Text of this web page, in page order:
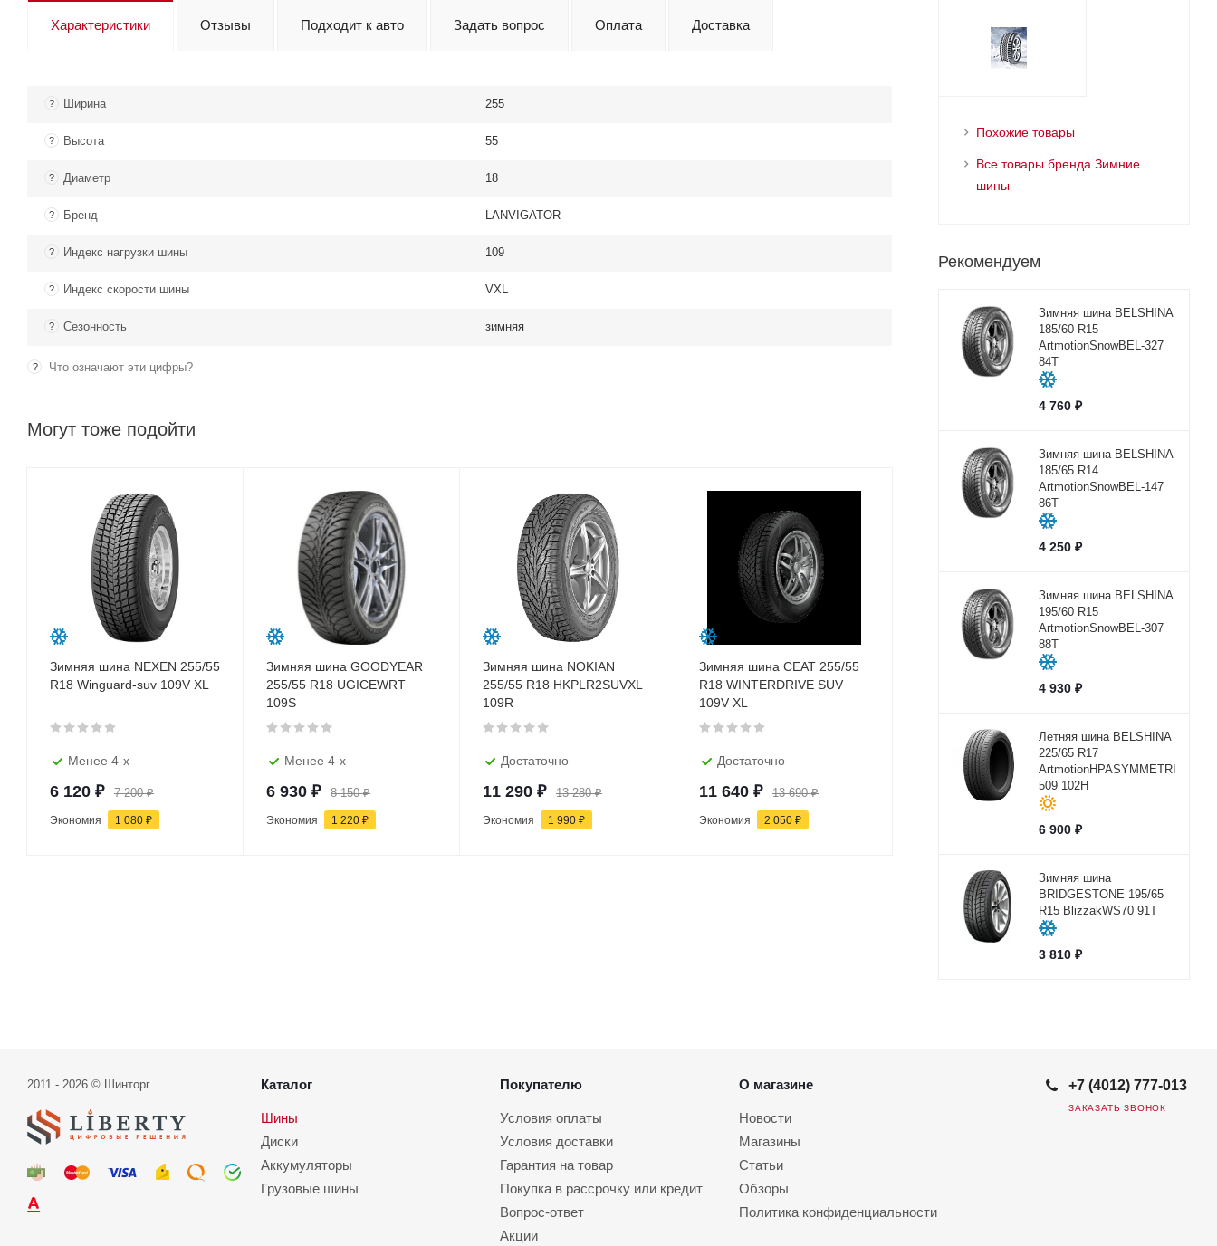
Характеристики Отзывы Подходит к авто Задать вопрос Оплата Доставка
? Ширина 255
? Высота 55
? Диаметр 18
? Бренд LANVIGATOR
? Индекс нагрузки шины 109
? Индекс скорости шины VXL
? Сезонность зимняя
? Что означают эти цифры?
Могут тоже подойти
Зимняя шина NEXEN 255/55
R18 Winguard-suv 109V XL
Менее 4-х
6 120 ₽ 7 200₽
Экономия 1 080 ₽
Зимняя шина GOODYEAR
255/55 R18 UGICEWRT
109S
Менее 4-х
6 930 ₽ 8 150₽
Экономия 1 220 ₽
Зимняя шина NOKIAN
255/55 R18 HKPLR2SUVXL
109R
Достаточно
11 290 ₽ 13 280₽
Экономия 1 990 ₽
Зимняя шина CEAT 255/55
R18 WINTERDRIVE SUV
109V XL
Достаточно
11 640 ₽ 13 690₽
Экономия 2 050 ₽
Похожие товары
Все товары бренда Зимние
шины
Рекомендуем
Зимняя шина BELSHINA
185/60 R15
ArtmotionSnowBEL-327
84T
4 760₽
Зимняя шина BELSHINA
185/65 R14
ArtmotionSnowBEL-147
86T
4 250₽
Зимняя шина BELSHINA
195/60 R15
ArtmotionSnowBEL-307
88T
4 930₽
Летняя шина BELSHINA
225/65 R17
ArtmotionHPASYMMETRICBEL-
509 102H
6 900₽
Зимняя шина
BRIDGESTONE 195/65
R15 BlizzakWS70 91T
3 810₽
2011 - 2026 © Шинторг Каталог
Шины
Диски
Аккумуляторы
Грузовые шины
Покупателю
Условия оплаты
Условия доставки
Гарантия на товар
Покупка в рассрочку или кредит
Вопрос-ответ
Акции
О магазине
Новости
Магазины
Статьи
Обзоры
Политика конфиденциальности
+7 (4012) 777-013
ЗАКАЗАТЬ ЗВОНОК